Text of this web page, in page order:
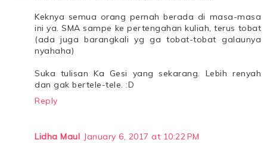
Keknya semua orang pernah berada di masa-masa
ini ya. SMA sampe ke pertengahan kuliah, terus tobat
(ada juga barangkali yg ga tobat-tobat galaunya
nyahaha)
Suka tulisan Ka Gesi yang sekarang. Lebih renyah
dan gak bertele-tele. :D
Reply
Lidha Maul January 6, 2017 at 10:22 PM